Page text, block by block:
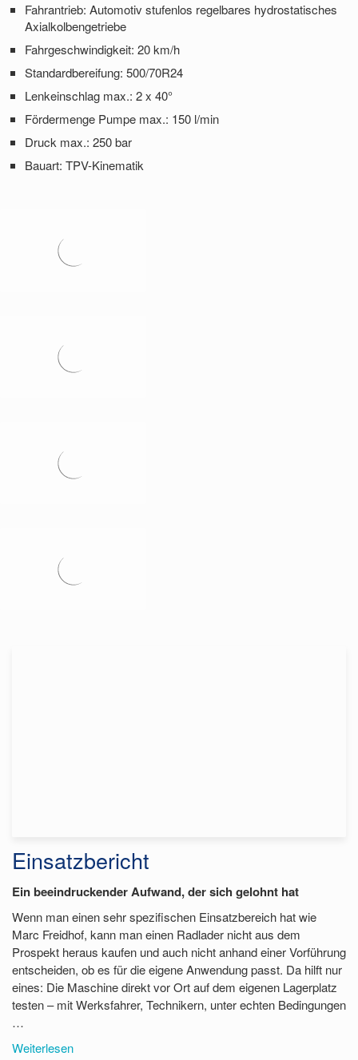
Fahrantrieb: Automotiv stufenlos regelbares hydrostatisches
Axialkolbengetriebe
Fahrgeschwindigkeit: 20 km/h
Standardbereifung: 500/70R24
Lenkeinschlag max.: 2 x 40°
Fördermenge Pumpe max.: 150 l/min
Druck max.: 250 bar
Bauart: TPV-Kinematik
Einsatzbericht
Ein beeindruckender Aufwand, der sich gelohnt hat
Wenn man einen sehr spezifischen Einsatzbereich hat wie
Marc Freidhof, kann man einen Radlader nicht aus dem
Prospekt heraus kaufen und auch nicht anhand einer Vorführung
entscheiden, ob es für die eigene Anwendung passt. Da hilft nur
eines: Die Maschine direkt vor Ort auf dem eigenen Lagerplatz
testen – mit Werksfahrer, Technikern, unter echten Bedingungen
…
Weiterlesen